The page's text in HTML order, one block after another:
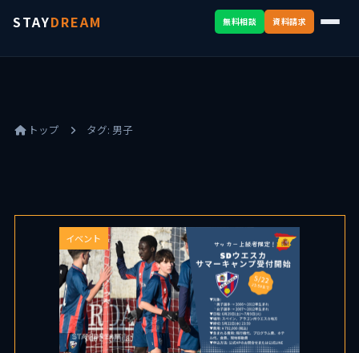
STAYDREAM 無料相談 資料請求
トップ タグ: 男子
イベント